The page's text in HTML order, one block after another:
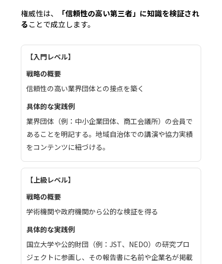
権威性は、
「信頼性の高い第三者」に知識を検証され
ることで成立します。
入門レベル
信頼性の高い業界団体との接点を築く
業界団体（例：中小企業団体、商工会議所）の会員で
あることを明記する。地域自治体での講演や協力実績
をコンテンツに紐づける。
上級レベル
学術機関や政府機関から公的な検証を得る
国立大学や公的財団（例：JST、NEDO）の研究プロ
ジェクトに参画し、その報告書に名前や企業名が掲載